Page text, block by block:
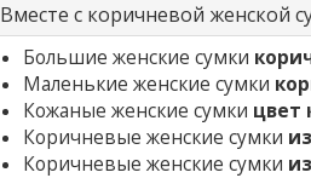
Вместе с коричневой женской
Большие женские сумки
Маленькие женские сумки
Кожаные женские сумки цвет
Коричневые женские сумки
Коричневые женские сумки